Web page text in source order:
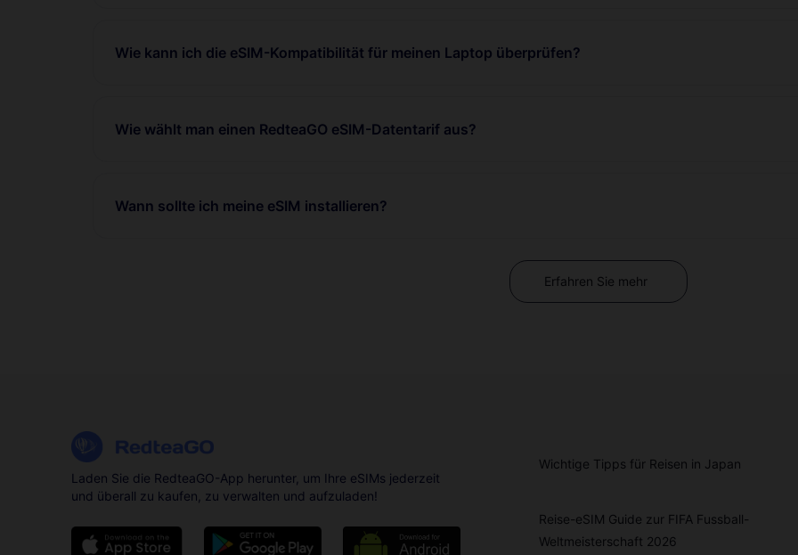
Wie kann ich die eSIM-Kompatibilität für meinen Laptop überprüfen?
Wie wählt man einen RedteaGO eSIM-Datentarif aus?
Wann sollte ich meine eSIM installieren?
Erfahren Sie mehr
Laden Sie die RedteaGO-App herunter, um Ihre eSIMs jederzeit
und überall zu kaufen, zu verwalten und aufzuladen!
Wichtige Tipps für Reisen in Japan
Reise-eSIM Guide zur FIFA Fussball-
Weltmeisterschaft 2026